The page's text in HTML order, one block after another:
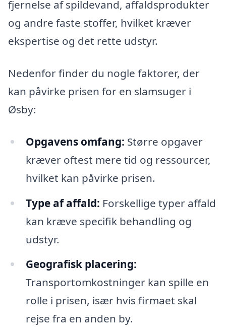
fjernelse af spildevand, affaldsprodukter
og andre faste stoffer, hvilket kræver
ekspertise og det rette udstyr.
Nedenfor finder du nogle faktorer, der
kan påvirke prisen for en slamsuger i
Øsby:
Opgavens omfang: Større opgaver
kræver oftest mere tid og ressourcer,
hvilket kan påvirke prisen.
Type af affald: Forskellige typer affald
kan kræve specifik behandling og
udstyr.
Geografisk placering:
Transportomkostninger kan spille en
rolle i prisen, især hvis firmaet skal
rejse fra en anden by.